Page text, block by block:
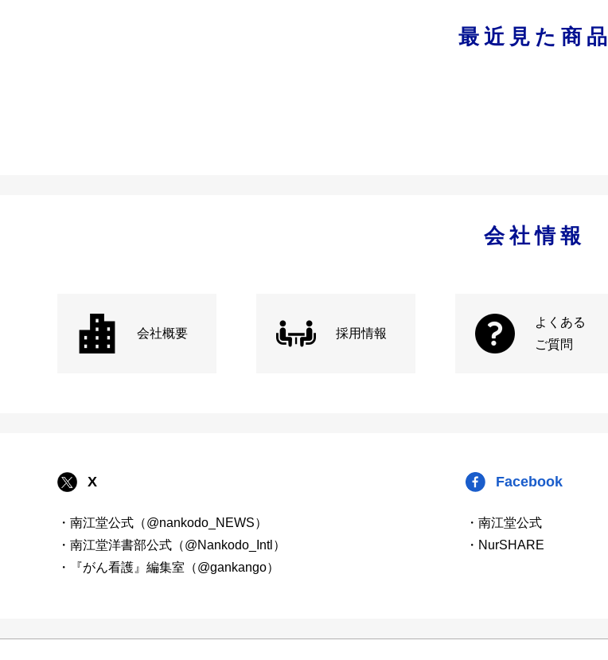
最近見た商品
会社情報
会社概要 採用情報
よくある
ご質問
X
・南江堂公式（@nankodo_NEWS）
・南江堂洋書部公式（@Nankodo_Intl）
・『がん看護』編集室（@gankango）
Facebook
・南江堂公式
・NurSHARE